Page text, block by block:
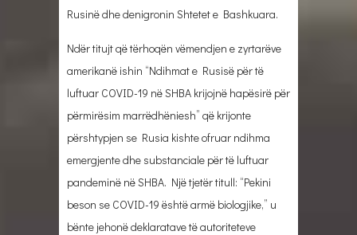
Rusinë dhe denigronin Shtetet e Bashkuara.
Ndër titujt që tërhoqën vëmendjen e zyrtarëve
amerikanë ishin “Ndihmat e Rusisë për të
luftuar COVID-19 në SHBA krijojnë hapësirë për
përmirësim marrëdhëniesh” që krijonte
përshtypjen se Rusia kishte ofruar ndihma
emergjente dhe substanciale për të luftuar
pandeminë në SHBA. Një tjetër titull: “Pekini
beson se COVID-19 është armë biologjike,” u
bënte jehonë deklaratave të autoriteteve